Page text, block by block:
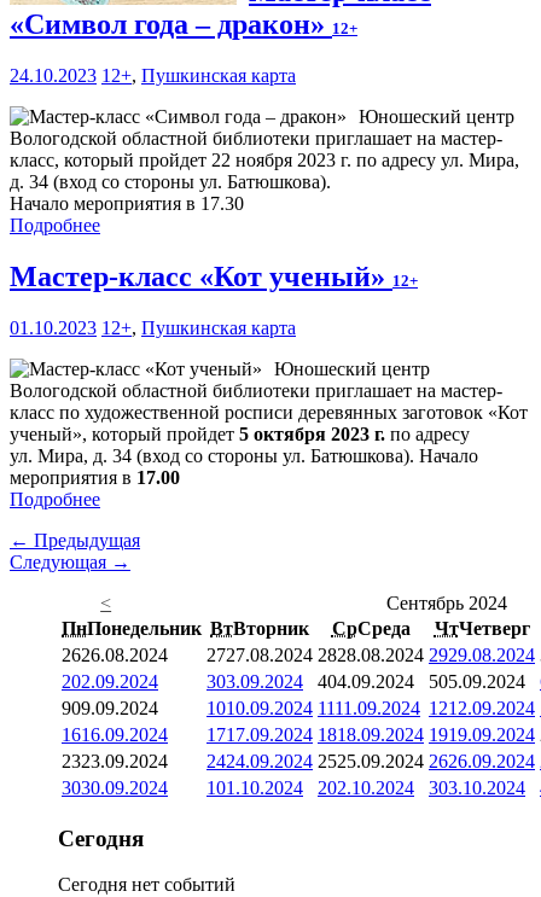
«Символ года – дракон» 12+
24.10.2023 12+, Пушкинская карта
Юношеский центр
Вологодской областной библиотеки приглашает на мастер-
класс, который пройдет 22 ноября 2023 г. по адресу ул. Мира,
д. 34 (вход со стороны ул. Батюшкова).
Начало мероприятия в 17.30
Подробнее
Мастер-класс «Кот ученый» 12+
01.10.2023 12+, Пушкинская карта
Юношеский центр
Вологодской областной библиотеки приглашает на мастер-
класс по художественной росписи деревянных заготовок «Кот
ученый», который пройдет 5 октября 2023 г. по адресу
ул. Мира, д. 34 (вход со стороны ул. Батюшкова). Начало
мероприятия в 17.00
Подробнее
← Предыдущая
Следующая →
<
Сентябрь 2024
ПнПонедельник ВтВторник СрСреда ЧтЧетверг
2626.08.2024 2727.08.2024 2828.08.2024 2929.08.2024
202.09.2024 303.09.2024 404.09.2024 505.09.2024
909.09.2024 1010.09.2024 1111.09.2024 1212.09.2024
1616.09.2024 1717.09.2024 1818.09.2024 1919.09.2024
2323.09.2024 2424.09.2024 2525.09.2024 2626.09.2024
3030.09.2024 101.10.2024 202.10.2024 303.10.2024
Сегодня
Сегодня нет событий